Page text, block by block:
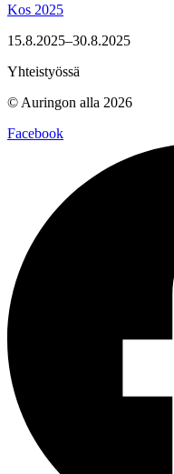
Kos 2025
15.8.2025–30.8.2025
Yhteistyössä
© Auringon alla 2026
Facebook